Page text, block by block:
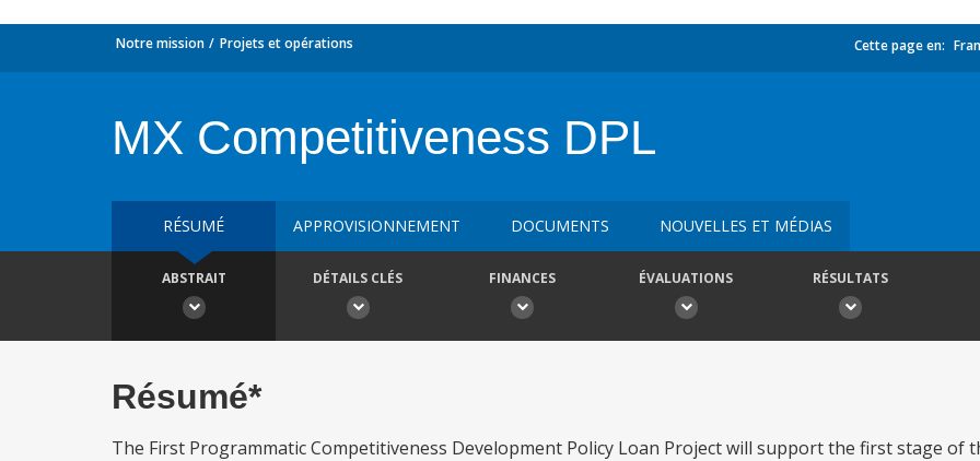
Notre mission Projets et opérations Cette page en:
MX Competitiveness DPL
RÉSUMÉ APPROVISIONNEMENT DOCUMENTS NOUVELLES ET MÉDIAS
ABSTRAIT DÉTAILS CLÉS FINANCES ÉVALUATIONS RÉSULTATS
Résumé*
The First Programmatic Competitiveness Development Policy Loan Project will support the first stage of